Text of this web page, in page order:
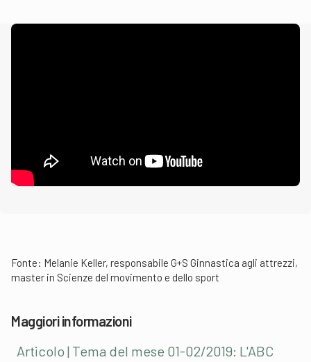
Fonte: Melanie Keller, responsabile G+S Ginnastica agli attrezzi,
master in Scienze del movimento e dello sport
Maggiori informazioni
Articolo | Tema del mese 01-02/2019: L'ABC